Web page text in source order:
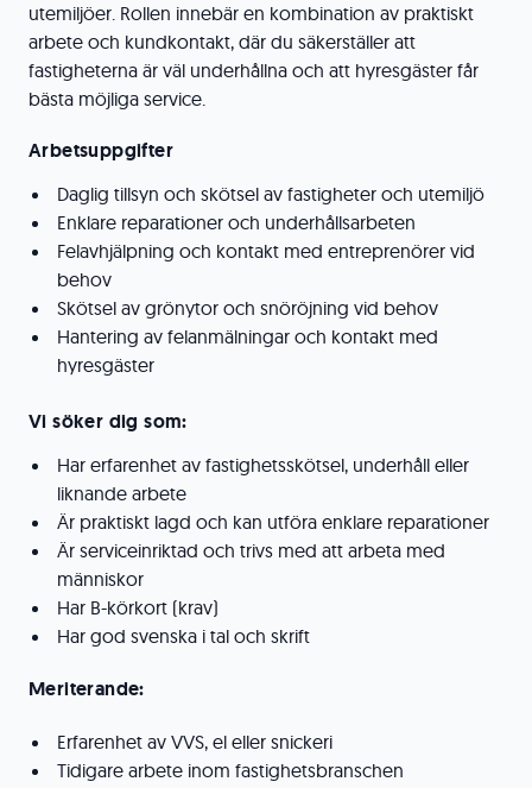
utemiljöer. Rollen innebär en kombination av praktiskt
arbete och kundkontakt, där du säkerställer att
fastigheterna är väl underhållna och att hyresgäster får
bästa möjliga service.
Arbetsuppgifter
Daglig tillsyn och skötsel av fastigheter och utemiljö
Enklare reparationer och underhållsarbeten
Felavhjälpning och kontakt med entreprenörer vid
behov
Skötsel av grönytor och snöröjning vid behov
Hantering av felanmälningar och kontakt med
hyresgäster
Vi söker dig som:
Har erfarenhet av fastighetsskötsel, underhåll eller
liknande arbete
Är praktiskt lagd och kan utföra enklare reparationer
Är serviceinriktad och trivs med att arbeta med
människor
Har B-körkort (krav)
Har god svenska i tal och skrift
Meriterande:
Erfarenhet av VVS, el eller snickeri
Tidigare arbete inom fastighetsbranschen